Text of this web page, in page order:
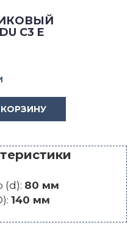
C3 E
КОРЗИНУ
(d): 80 мм
140 мм